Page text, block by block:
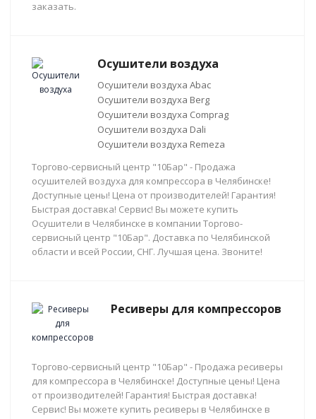
заказать.
Осушители воздуха
Осушители воздуха Abac
Осушители воздуха Berg
Осушители воздуха Comprag
Осушители воздуха Dali
Осушители воздуха Remeza
Торгово-сервисный центр "10Бар" - Продажа
осушителей воздуха для компрессора в Челябинске!
Доступные цены! Цена от производителей! Гарантия!
Быстрая доставка! Сервис! Вы можете купить
Осушители в Челябинске в компании Торгово-
сервисный центр "10Бар". Доставка по Челябинской
области и всей России, СНГ. Лучшая цена. Звоните!
Ресиверы для компрессоров
Торгово-сервисный центр "10Бар" - Продажа ресиверы
для компрессора в Челябинске! Доступные цены! Цена
от производителей! Гарантия! Быстрая доставка!
Сервис! Вы можете купить ресиверы в Челябинске в